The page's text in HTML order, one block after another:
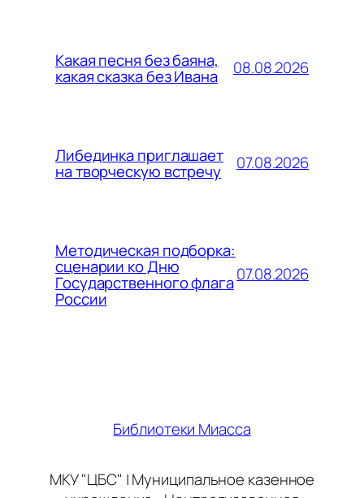
Какая песня без баяна,
какая сказка без Ивана 08.08.2026
Либединка приглашает
на творческую встречу 07.08.2026
Методическая подборка:
сценарии ко Дню
Государственного флага
России
07.08.2026
Библиотеки Миасса
МКУ "ЦБС" | Муниципальное казенное